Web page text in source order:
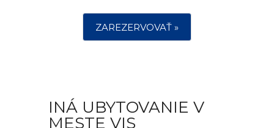
ZAREZERVOVAŤ »
INÁ UBYTOVANIE V
MESTE VIS